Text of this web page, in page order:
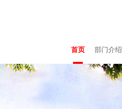
首页 部门介绍